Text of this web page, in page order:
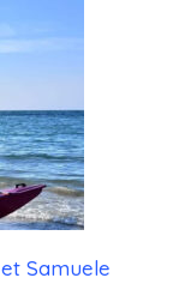
Samuele